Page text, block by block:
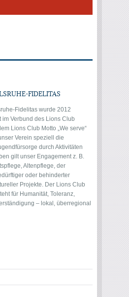
FIDELITAS
Fidelitas wurde 2012
Verbund des Lions Club
Lions Club Motto „We serve“
Verein speziell die
durch Aktivitäten
gilt unser Engagement z. B.
Altenpflege, der
oder behinderter
Projekte. Der Lions Club
für Humanität, Toleranz,
– lokal, überregional